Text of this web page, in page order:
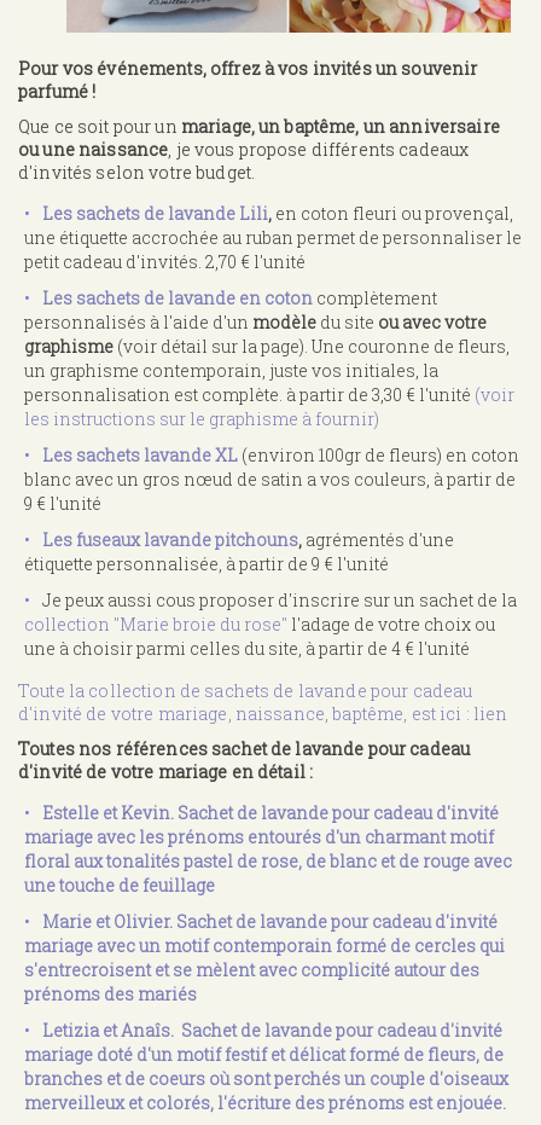
Pour vos événements, offrez à vos invités un souvenir
parfumé !
Que ce soit pour un mariage, un baptême, un anniversaire
ou une naissance , je vous propose différents cadeaux
d'invités selon votre budget.
Les sachets de lavande Lili, en coton fleuri ou provençal,
une étiquette accrochée au ruban permet de personnaliser le
petit cadeau d'invités. 2,70 € l'unité
Les sachets de lavande en coton complètement
personnalisés à l'aide d'un modèle du site ou avec votre
graphisme (voir détail sur la page). Une couronne de fleurs,
un graphisme contemporain, juste vos initiales, la
personnalisation est complète. à partir de 3,30 € l'unité (voir
les instructions sur le graphisme à fournir)
Les sachets lavande XL (environ 100gr de fleurs) en coton
blanc avec un gros nœud de satin a vos couleurs, à partir de
9 € l'unité
Les fuseaux lavande pitchouns, agrémentés d'une
étiquette personnalisée, à partir de 9 € l'unité
Je peux aussi cous proposer d'inscrire sur un sachet de la
collection "Marie broie du rose" l'adage de votre choix ou
une à choisir parmi celles du site, à partir de 4 € l'unité
Toute la collection de sachets de lavande pour cadeau
d'invité de votre mariage, naissance, baptême, est ici : lien
Toutes nos références sachet de lavande pour cadeau
d'invité de votre mariage en détail :
Estelle et Kevin. Sachet de lavande pour cadeau d'invité
mariage avec les prénoms entourés d'un charmant motif
floral aux tonalités pastel de rose, de blanc et de rouge avec
une touche de feuillage
Marie et Olivier. Sachet de lavande pour cadeau d'invité
mariage avec un motif contemporain formé de cercles qui
s'entrecroisent et se mèlent avec complicité autour des
prénoms des mariés
Letizia et Anaîs. Sachet de lavande pour cadeau d'invité
mariage doté d'un motif festif et délicat formé de fleurs, de
branches et de coeurs où sont perchés un couple d'oiseaux
merveilleux et colorés, l'écriture des prénoms est enjouée.